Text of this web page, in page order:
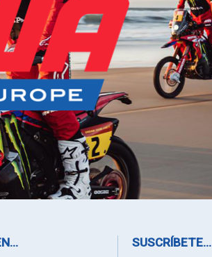
SUSCRÍBETE...